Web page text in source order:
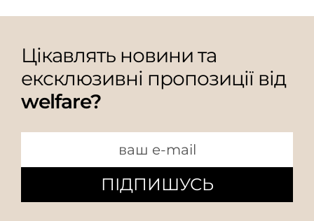
Цікавлять новини та
ексклюзивні пропозиції від
welfare?
ПІДПИШУСЬ